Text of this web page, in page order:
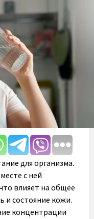
для организма.
с ней
влияет на общее
и состояние кожи.
концентрации